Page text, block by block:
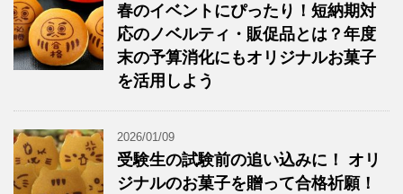
春のイベントにぴったり！短納期対
応のノベルティ・販促品とは？年度
末の予算消化にもオリジナルお菓子
を活用しよう
2026/01/09
受験生の試験前の追い込みに！ オリ
ジナルのお菓子を贈って合格祈願！